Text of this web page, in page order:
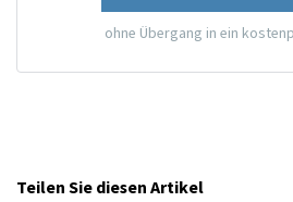
ohne Übergang in ein
Teilen Sie diesen Artikel